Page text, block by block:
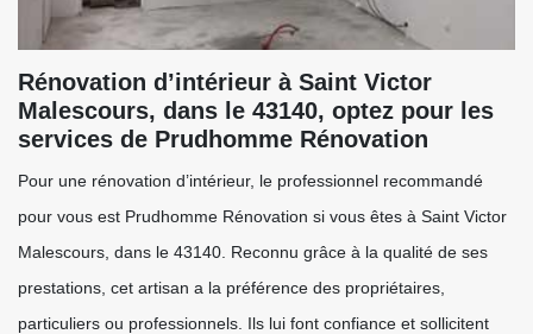
Rénovation d’intérieur à Saint Victor
Malescours, dans le 43140, optez pour les
services de Prudhomme Rénovation
Pour une rénovation d’intérieur, le professionnel recommandé
pour vous est Prudhomme Rénovation si vous êtes à Saint Victor
Malescours, dans le 43140. Reconnu grâce à la qualité de ses
prestations, cet artisan a la préférence des propriétaires,
particuliers ou professionnels. Ils lui font confiance et sollicitent